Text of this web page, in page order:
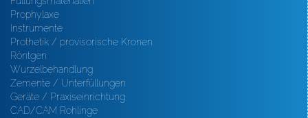
Prophylaxe
Instrumente
Prothetik / provisorische Kronen
Röntgen
Wurzelbehandlung
Zemente / Unterfüllungen
Geräte / Praxiseinrichtung
CAD/CAM Rohlinge